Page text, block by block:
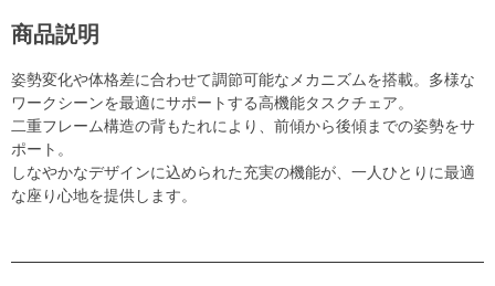
商品説明
姿勢変化や体格差に合わせて調節可能なメカニズムを搭載。多様な
ワークシーンを最適にサポートする高機能タスクチェア。
二重フレーム構造の背もたれにより、前傾から後傾までの姿勢をサ
ポート。
しなやかなデザインに込められた充実の機能が、一人ひとりに最適
な座り心地を提供します。